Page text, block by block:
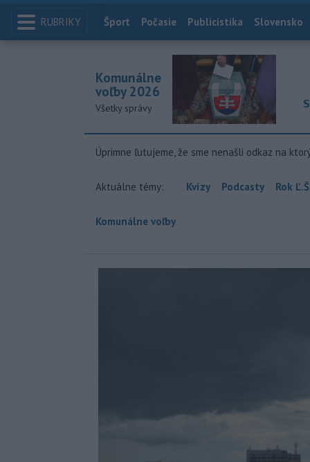
RUBRIKY Index
Šport Počasie Publicistika Slovensko
Komunálne
voľby 2026
Všetky správy
Úprimne ľutujeme, že sme nenašli odkaz na
Aktuálne témy: Kvízy Podcasty Rok
Komunálne voľby